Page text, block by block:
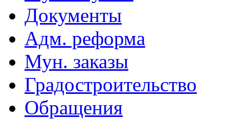
Документы
Адм. реформа
Мун. заказы
Градостроительство
Обращения